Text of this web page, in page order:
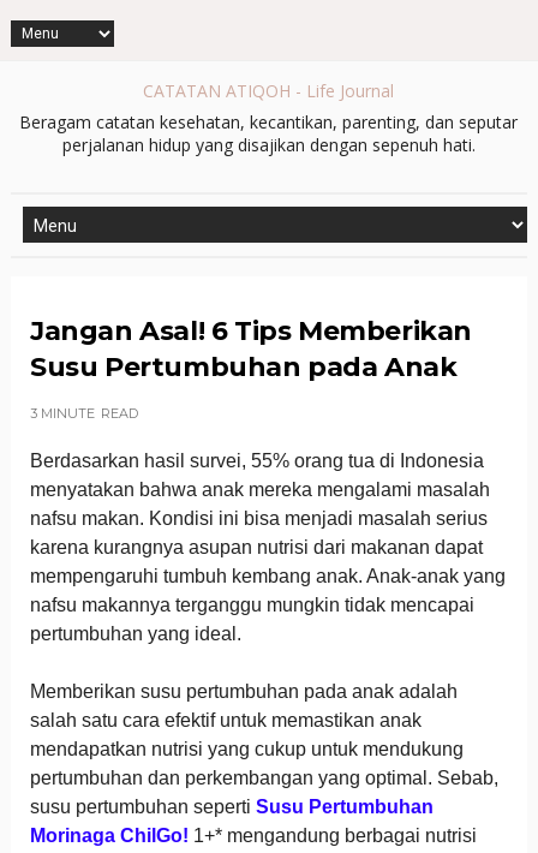
CATATAN ATIQOH - Life Journal
Beragam catatan kesehatan, kecantikan, parenting, dan seputar
perjalanan hidup yang disajikan dengan sepenuh hati.
Jangan Asal! 6 Tips Memberikan
Susu Pertumbuhan pada Anak
3 MINUTE READ
Berdasarkan hasil survei, 55% orang tua di Indonesia
menyatakan bahwa anak mereka mengalami masalah
nafsu makan. Kondisi ini bisa menjadi masalah serius
karena kurangnya asupan nutrisi dari makanan dapat
mempengaruhi tumbuh kembang anak. Anak-anak yang
nafsu makannya terganggu mungkin tidak mencapai
pertumbuhan yang ideal.
Memberikan susu pertumbuhan pada anak adalah
salah satu cara efektif untuk memastikan anak
mendapatkan nutrisi yang cukup untuk mendukung
pertumbuhan dan perkembangan yang optimal. Sebab,
susu pertumbuhan seperti Susu Pertumbuhan
Morinaga ChilGo! 1+* mengandung berbagai nutrisi